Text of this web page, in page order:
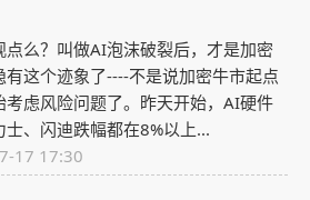
么？叫做AI泡沫破裂后，才是加密
这个迹象了----不是说加密牛市起点
虑风险问题了。昨天开始，AI硬件
、闪迪跌幅都在8%以上...
17 17:30